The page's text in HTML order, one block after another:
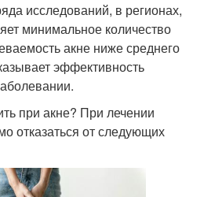
исследований, в регионах,
минимальное количество
акне ниже среднего
эффективность
при акне? При лечении
отказаться от следующих